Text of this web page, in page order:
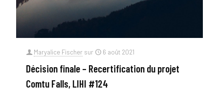
Maryalice Fischer sur 6 août 2021
Décision finale – Recertification du projet
Comtu Falls, LIHI #124